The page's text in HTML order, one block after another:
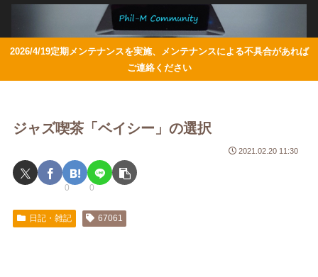
2026/4/19定期メンテナンスを実施、メンテナンスによる不具合があれば
ご連絡ください
ジャズ喫茶「ベイシー」の選択
2021.02.20 11:30
0 0
日記・雑記 67061